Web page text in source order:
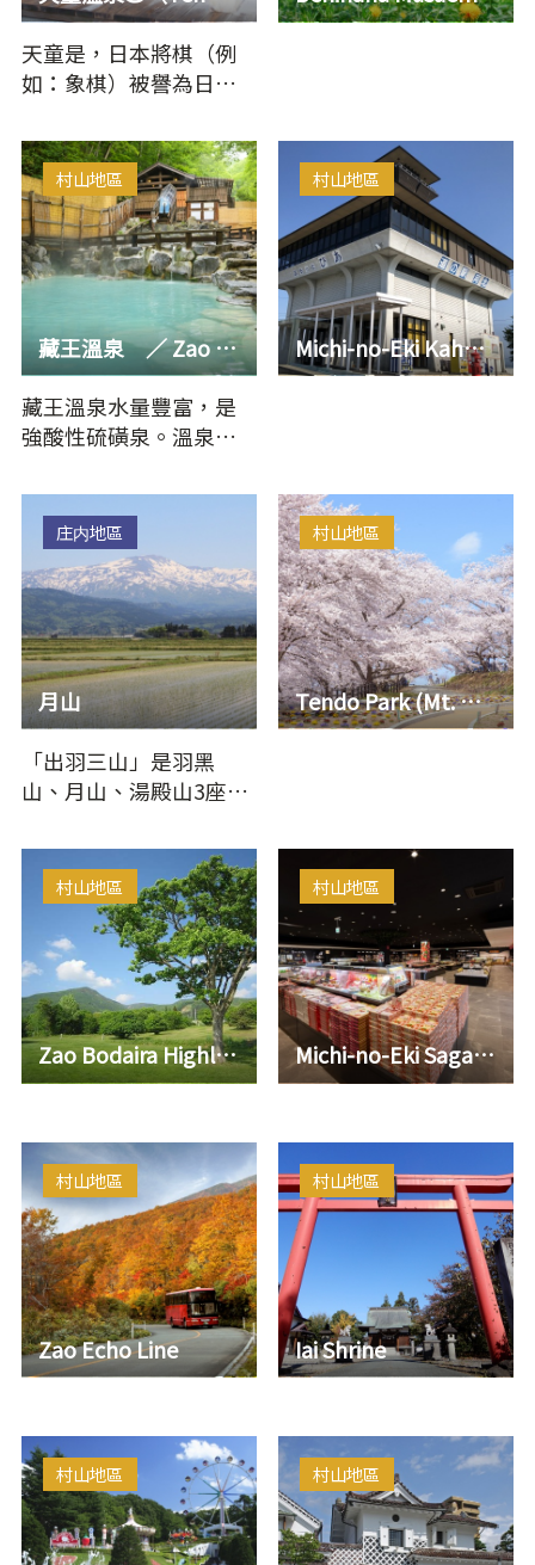
天童是，日本將棋（例
如：象棋）被譽為日本
幾乎每年舉辦職業棋士
的比賽活…
藏王溫泉 ／ Zao Onsen Mountain & Snow Resort
村山地區
藏王溫泉水量豐富，是
強酸性硫磺泉。溫泉街
幾十家旅館、飯店林
立。各位能…
Michi-no-Eki Kahoku Brattopia
村山地區
月山
庄内地區
「出羽三山」是羽黑
山、月山、湯殿山3座山
地。據稱羽黑山護佑當
世幸福，…
Tendo Park (Mt. Maizuru)
村山地區
Zao Bodaira Highlands
村山地區
Michi-no-Eki Sagae Cherry Land
村山地區
Zao Echo Line
村山地區
Iai Shrine
村山地區
村山地區 村山地區